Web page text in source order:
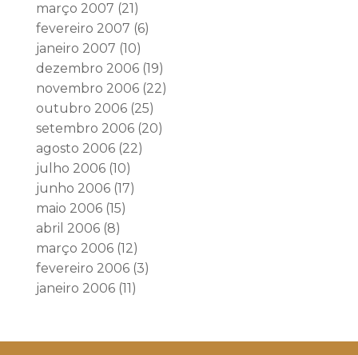
março 2007 (21)
fevereiro 2007 (6)
janeiro 2007 (10)
dezembro 2006(19)
novembro 2006(22)
outubro 2006(25)
setembro 2006(20)
agosto 2006(22)
julho 2006(10)
junho 2006(17)
maio 2006(15)
abril 2006(8)
março 2006(12)
fevereiro 2006(3)
janeiro 2006(11)